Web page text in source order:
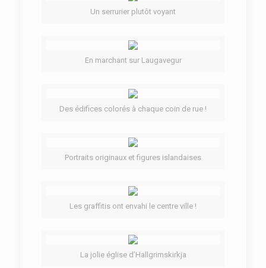
Un serrurier plutôt voyant
En marchant sur Laugavegur
Des édifices colorés à chaque coin de rue !
Portraits originaux et figures islandaises
Les graffitis ont envahi le centre ville !
La jolie église d’Hallgrimskirkja